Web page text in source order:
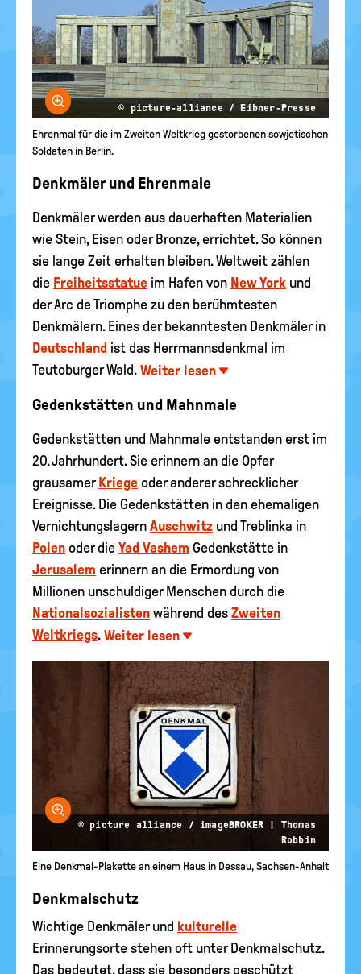
Bild vergrößern
© picture-alliance / Eibner-Presse
Ehrenmal für die im Zweiten Weltkrieg gestorbenen sowjetischen
Soldaten in Berlin.
Denkmäler und Ehrenmale
Denkmäler werden aus dauerhaften Materialien
wie Stein, Eisen oder Bronze, errichtet. So können
sie lange Zeit erhalten bleiben. Weltweit zählen
die Freiheitsstatue im Hafen von New York und
der Arc de Triomphe zu den berühmtesten
Denkmälern. Eines der bekanntesten Denkmäler in
Deutschland ist das Herrmannsdenkmal im
Teutoburger Wald. Weiter lesen
Gedenkstätten und Mahnmale
Gedenkstätten und Mahnmale entstanden erst im
20. Jahrhundert. Sie erinnern an die Opfer
grausamer Kriege oder anderer schrecklicher
Ereignisse. Die Gedenkstätten in den ehemaligen
Vernichtungslagern Auschwitz und Treblinka in
Polen oder die Yad Vashem Gedenkstätte in
Jerusalem erinnern an die Ermordung von
Millionen unschuldiger Menschen durch die
Nationalsozialisten während des Zweiten
Weltkriegs. Weiter lesen
Bild vergrößern
© picture alliance / imageBROKER | Thomas
Robbin
Eine Denkmal-Plakette an einem Haus in Dessau, Sachsen-Anhalt
Denkmalschutz
Wichtige Denkmäler und kulturelle
Erinnerungsorte stehen oft unter Denkmalschutz.
Das bedeutet, dass sie besonders geschützt